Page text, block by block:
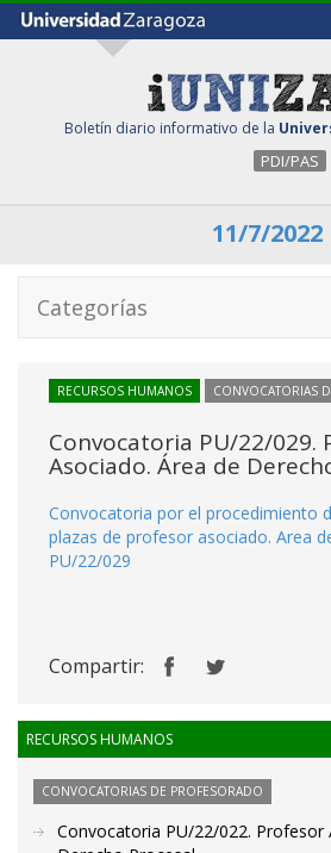
Boletín diario informativo de la
PDI/PAS
11/7/2022
Categorías
RECURSOS HUMANOS CONVOCATORIAS
Convocatoria PU/22/029.
Asociado. Área de
Convocatoria por el procedimiento
plazas de profesor asociado. Area
PU/22/029
Compartir:
RECURSOS HUMANOS
CONVOCATORIAS DE PROFESORADO
Convocatoria PU/22/022. Profesor